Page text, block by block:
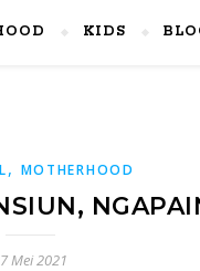
KIDS
, MOTHERHOOD
Mei 2021